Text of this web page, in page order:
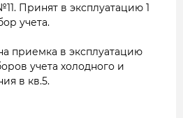
Принят в эксплуатацию 1
учета.
приемка в эксплуатацию
учета холодного и
в кв.5.